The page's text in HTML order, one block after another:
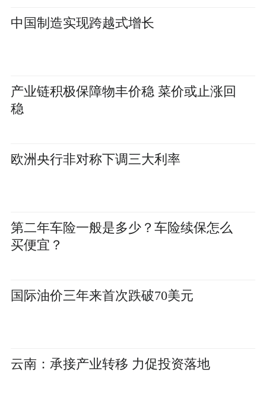
中国制造实现跨越式增长
产业链积极保障物丰价稳 菜价或止涨回
稳
欧洲央行非对称下调三大利率
第二年车险一般是多少？车险续保怎么
买便宜？
国际油价三年来首次跌破70美元
云南：承接产业转移 力促投资落地